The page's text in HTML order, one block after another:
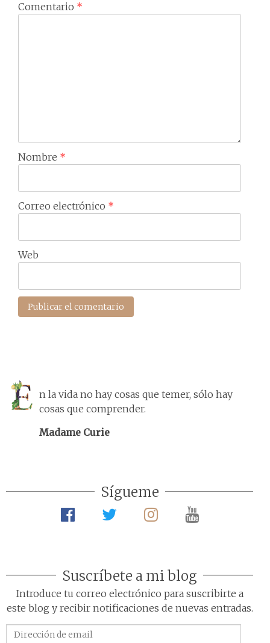
Comentario *
Nombre *
Correo electrónico *
Web
n la vida no hay cosas que temer, sólo hay
cosas que comprender.
Madame Curie
Sígueme
Suscríbete a mi blog
Introduce tu correo electrónico para suscribirte a
este blog y recibir notificaciones de nuevas entradas.